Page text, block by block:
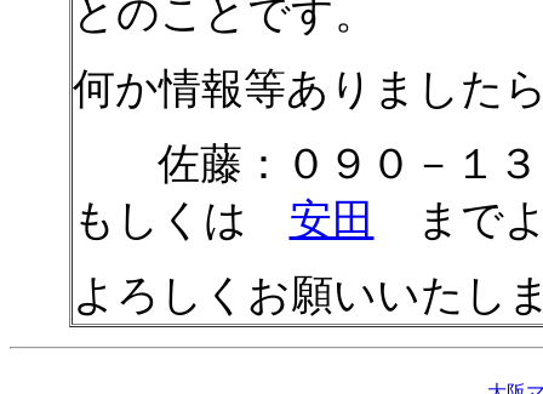
とのことです。
何か情報等ありました
佐藤：０９０－１３
もしくは 安田
までよ
よろしくお願いいたし